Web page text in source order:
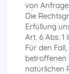
von
Die
Erfüllung
Art. 6 Abs. 1
Für den
betroffenen
natürlichen